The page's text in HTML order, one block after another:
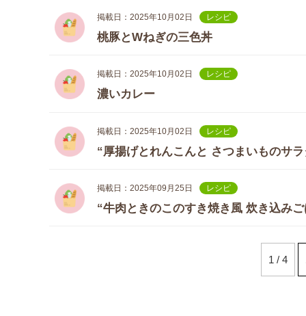
掲載日：2025年10月02日 レシピ
桃豚とWねぎの三色丼
掲載日：2025年10月02日 レシピ
濃いカレー
掲載日：2025年10月02日 レシピ
“厚揚げとれんこんと さつまいものサ
掲載日：2025年09月25日 レシピ
“牛肉ときのこのすき焼き風 炊き込み
1 / 4